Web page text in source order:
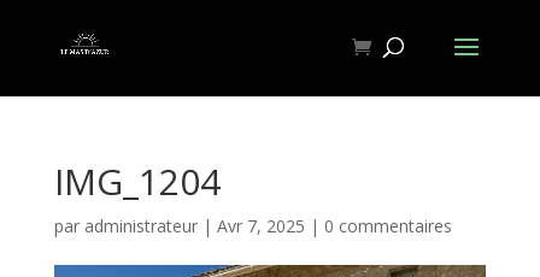
IMG_1204
par administrateur| Avr 7, 2025 | 0 commentaires